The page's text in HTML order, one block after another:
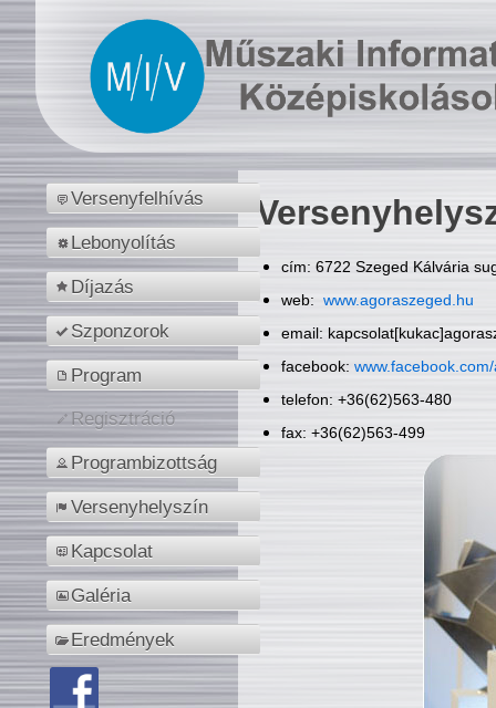
Versenyfelhívás
Lebonyolítás
Díjazás
Szponzorok
Program
Regisztráció
Programbizottság
Versenyhelyszín
Kapcsolat
Galéria
Eredmények
cím: 6722 Szeged Kálvária
web: www.agoraszeged.hu
email:
facebook:
telefon: +36(62)563-480
fax: +36(62)563-499